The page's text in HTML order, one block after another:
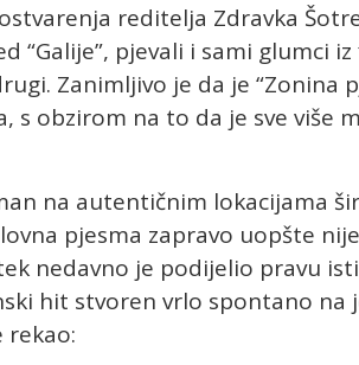
reditelja Zdravka
“Galije”, pjevali i sami glumci
Zanimljivo je da je “Zonina
s obzirom na to da je sve više
na autentičnim lokacijama
pjesma zapravo uopšte
nedavno je podijelio pravu
hit stvoren vrlo spontano na
rekao: